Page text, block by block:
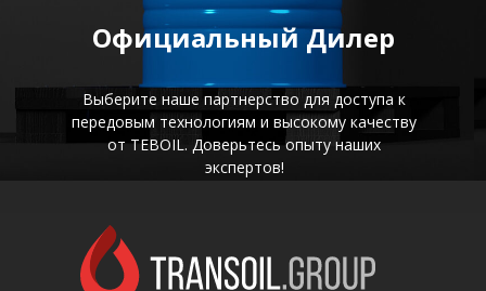
Официальный Дилер
Выберите наше партнерство для доступа к
передовым технологиям и высокому качеству
от TEBOIL. Доверьтесь опыту наших
экспертов!